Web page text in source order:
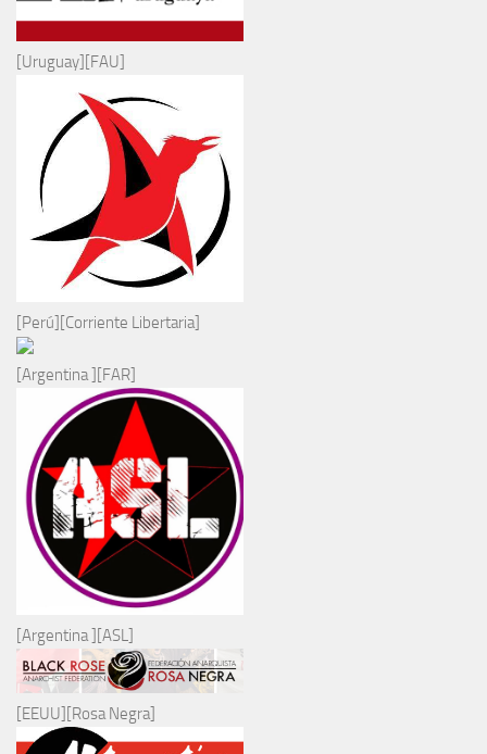
[Uruguay][FAU]
[Perú][Corriente Libertaria]
[Argentina ][FAR]
[Argentina ][ASL]
[EEUU][Rosa Negra]